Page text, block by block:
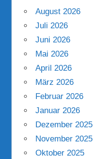
August 2026
Juli 2026
Juni 2026
Mai 2026
April 2026
März 2026
Februar 2026
Januar 2026
Dezember 2025
November 2025
Oktober 2025